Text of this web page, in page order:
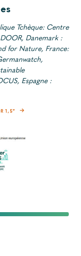
Tchèque: Centre
Danemark :
for Nature, France:
Espagne :
1,5”